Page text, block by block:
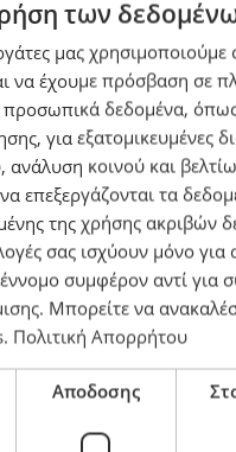
κύριε
των
μας
να έχουμε πρόσβαση σε
προσωπικά δεδομένα,
για εξατομικευμένες
ανάλυση κοινού και
επεξεργάζονται τα
της χρήσης ακριβών
σας ισχύουν μόνο
συμφέρον αντί για
. Μπορείτε να
. Πολιτική Απορρήτου
Αποδοσης